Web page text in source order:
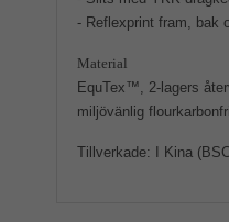
- Reflexprint fram, bak
Material
EquTex™, 2-lagers
miljövänlig
Tillverkade: I Kina